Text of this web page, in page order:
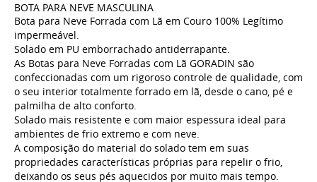
BOTA PARA NEVE MASCULINA
Bota para Neve Forrada com Lã em Couro 100% Legítimo
impermeável.
Solado em PU emborrachado antiderrapante.
As Botas para Neve Forradas com Lã GORADIN são
confeccionadas com um rigoroso controle de qualidade, com
o seu interior totalmente forrado em lã, desde o cano, pé e
palmilha de alto conforto.
Solado mais resistente e com maior espessura ideal para
ambientes de frio extremo e com neve.
A composição do material do solado tem em suas
propriedades características próprias para repelir o frio,
deixando os seus pés aquecidos por muito mais tempo.